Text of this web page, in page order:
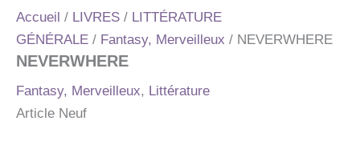
Accueil / LIVRES / LITTÉRATURE
GÉNÉRALE / Fantasy, Merveilleux / NEVERWHERE
NEVERWHERE
Fantasy, Merveilleux, Littérature
Article Neuf